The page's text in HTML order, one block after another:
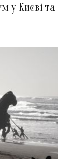
у Києві та